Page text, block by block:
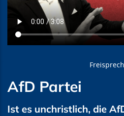
AfD Partei
Ist es unchristlich, die